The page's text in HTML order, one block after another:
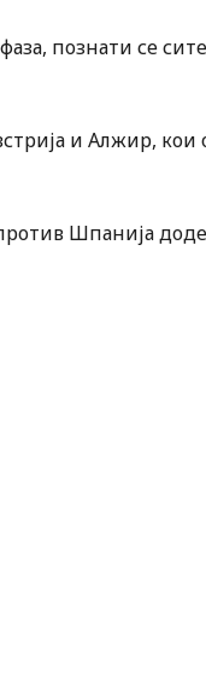
познати се
и Алжир,
Шпанија